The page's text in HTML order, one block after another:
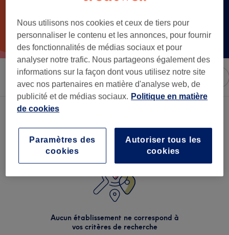
Trier par N'importe quel prix London Lash Salons
Aucun établissement ne correspond à
vos critères de recherche
Nous utilisons nos cookies et ceux de tiers pour
personnaliser le contenu et les annonces, pour fournir
des fonctionnalités de médias sociaux et pour
analyser notre trafic. Nous partageons également des
informations sur la façon dont vous utilisez notre site
avec nos partenaires en matière d'analyse web, de
publicité et de médias sociaux. Politique en matière
de cookies
Autoriser tous les
cookies
Paramètres des
cookies